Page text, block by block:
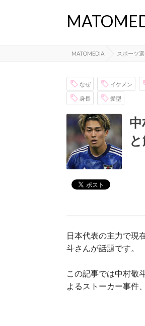
MATOMEDIA スポーツ
なぜ イケメン
身長 髪型
日本代表の主力で現
斗さんが話題です。
この記事では中村敬
よるストーカー事件